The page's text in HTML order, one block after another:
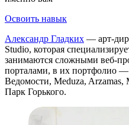
Освоить навык
Александр Гладких — арт-
Studio, которая
занимаются сложными веб-
порталами, в их портфолио —
Ведомости, Meduza, Arzamas,
Парк Горького.